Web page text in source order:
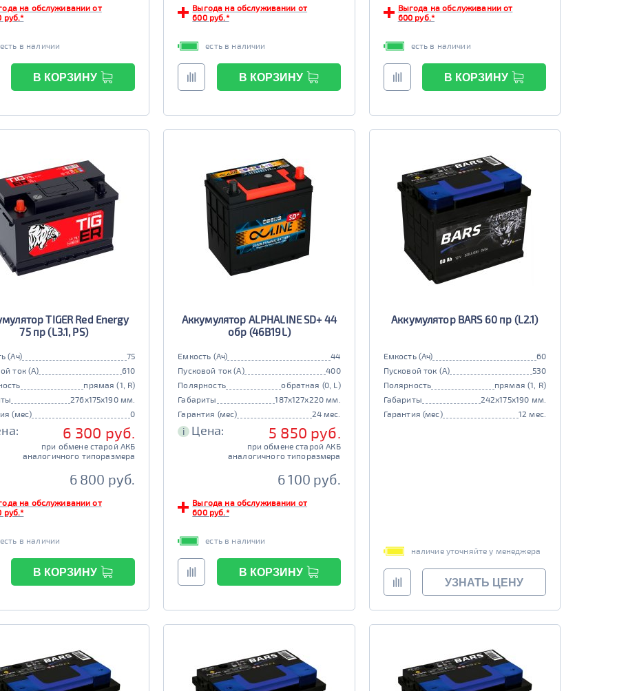
на обслуживании от
руб.*
есть в наличии
В КОРЗИНУ
Выгода на обслуживании от
600 руб.*
есть в наличии
В КОРЗИНУ
Выгода на обслуживании от
600 руб.*
есть в наличии
В КОРЗИНУ
TIGER Red Energy
75 пр (L3.1, PS)
(Ач)
75
ток (А)
610
прямая (1, R)
276x175x190 мм.
(мес)
0
6 300 руб.
при обмене старой АКБ
аналогичного типоразмера
6 800 руб.
на обслуживании от
руб.*
есть в наличии
В КОРЗИНУ
Аккумулятор ALPHALINE SD+ 44
обр (46B19L)
Емкость (Ач)
44
Пусковой ток (А)
400
Полярность
обратная (0, L)
Габариты
187x127x220 мм.
Гарантия (мес)
24 мес.
i Цена: 5 850 руб.
при обмене старой АКБ
аналогичного типоразмера
6 100 руб.
Выгода на обслуживании от
600 руб.*
есть в наличии
В КОРЗИНУ
Аккумулятор BARS 60 пр (L2.1)
Емкость (Ач)
60
Пусковой ток (А)
530
Полярность
прямая (1, R)
Габариты
242x175x190 мм.
Гарантия (мес)
12 мес.
наличие уточняйте у менеджера
УЗНАТЬ ЦЕНУ